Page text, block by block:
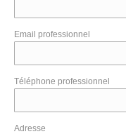
Email professionnel
Téléphone professionnel
Adresse